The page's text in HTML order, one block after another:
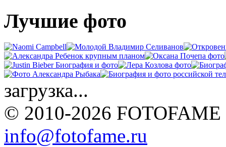
Лучшие фото
загрузка...
© 2010-2026 FOTOFAME
info@fotofame.ru